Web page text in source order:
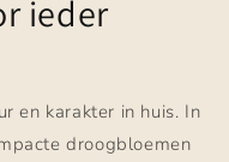
ieder
en karakter in huis. In
droogbloemen